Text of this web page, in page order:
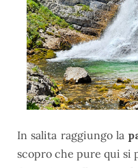
In salita raggiungo la
scopro che pure qui si